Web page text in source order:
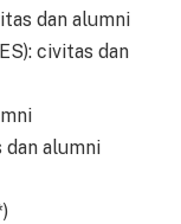
dan alumni
civitas dan
dan alumni